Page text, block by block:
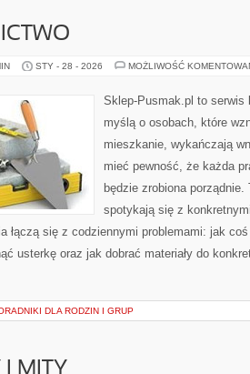
STY - 28 - 2026 MOŻLIWOŚĆ
Sklep-Pusmak.pl to serwis
myślą o osobach, które
mieszkanie, wykańczają
mieć pewność, że każda
będzie zrobiona
spotykają się z
łączą się z codziennymi problemami: jak
usterkę oraz jak dobrać materiały do
DLA RODZIN I GRUP
I MITY